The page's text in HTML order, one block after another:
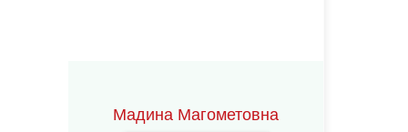
Мадина Магометовна